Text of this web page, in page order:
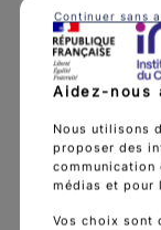
sanitaire et
Découvrir
Aidez-nous
Nous utilisons
proposer des
communication
médias et pour
Vos choix sont
Continuer sans